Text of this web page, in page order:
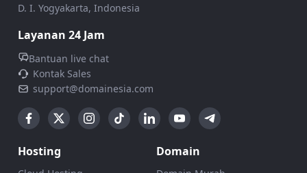
D. I. Yogyakarta, Indonesia
Layanan 24 Jam
Bantuan live chat
Kontak Sales
support@domainesia.com
Hosting Domain